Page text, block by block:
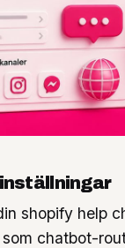
shopify help
chatbot-